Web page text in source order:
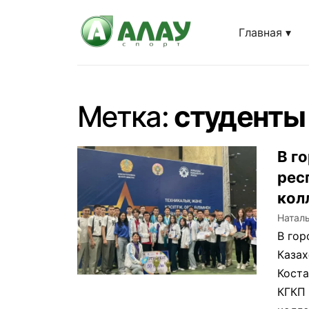
Главная
Метка: студенты
В
В
КГКП